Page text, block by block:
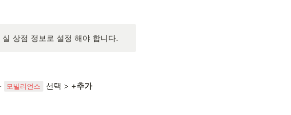
상점 정보로 설정 해야 합니다.
모빌리언스 선택 > +추가